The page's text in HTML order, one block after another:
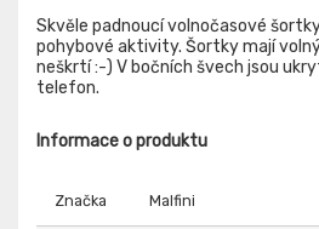
Skvěle padnoucí volnočasové
pohybové aktivity. Šortky mají
neškrtí :-) V bočních švech jsou
telefon.
Informace o produktu
Značka Malfini